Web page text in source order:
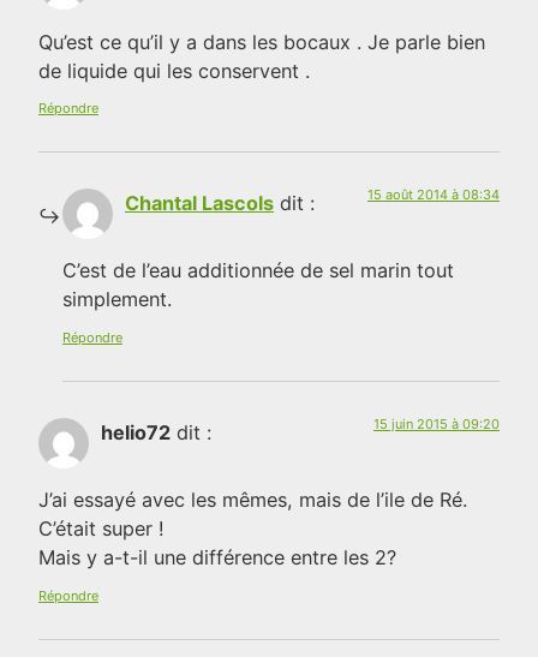
Qu’est ce qu’il y a dans les bocaux . Je parle bien
de liquide qui les conservent .
Répondre
Chantal Lascols dit : 15 août 2014 à 08:34
C’est de l’eau additionnée de sel marin tout
simplement.
Répondre
helio72 dit : 15 juin 2015 à 09:20
J’ai essayé avec les mêmes, mais de l’ile de Ré.
C’était super !
Mais y a-t-il une différence entre les 2?
Répondre